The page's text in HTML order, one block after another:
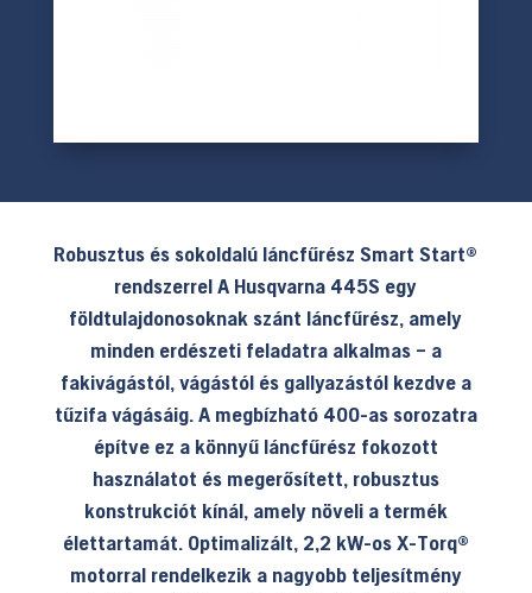
Robusztus és sokoldalú láncfűrész Smart Start®
rendszerrel A Husqvarna 445S egy
földtulajdonosoknak szánt láncfűrész, amely
minden erdészeti feladatra alkalmas – a
fakivágástól, vágástól és gallyazástól kezdve a
tűzifa vágásáig.A megbízható 400-as sorozatra
építve ez a könnyű láncfűrész fokozott
használatot és megerősített, robusztus
konstrukciót kínál, amely növeli a termék
élettartamát. Optimalizált, 2,2 kW-os X-Torq®
motorral rendelkezik a nagyobb teljesítmény